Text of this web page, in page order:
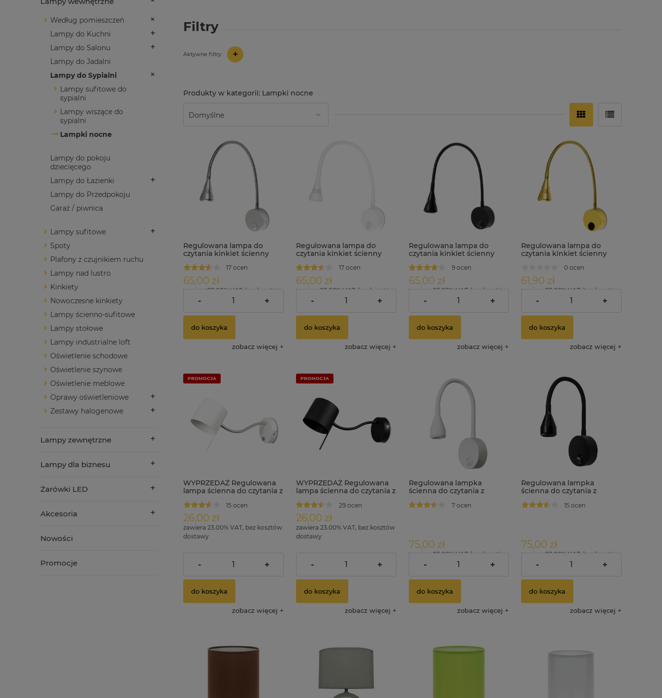
Według pomieszczeń
Lampy do Kuchni
Lampy do Salonu
Lampy do Jadalni
Lampy do Sypialni
Lampy sufitowe do
sypialni
Lampy wiszące do
sypialni
Lampki nocne
Lampy do pokoju
dziecięcego
Lampy do Łazienki
Lampy do Przedpokoju
Garaż / piwnica
Lampy sufitowe
Spoty
Plafony z czujnikiem ruchu
Lampy nad lustro
Kinkiety
Nowoczesne kinkiety
Lampy ścienno-sufitowe
Lampy stołowe
Lampy industrialne loft
Oświetlenie schodowe
Oświetlenie szynowe
Oświetlenie meblowe
Oprawy oświetleniowe
Zestawy halogenowe
Lampy zewnętrzne
Lampy dla biznesu
Żarówki LED
Akcesoria
Nowości
Promocje
Filtry
Aktywne filtry: +
Lampki nocne
Regulowana lampa do
czytania kinkiet ścienny
17 ocen
65,00 zł
zawiera 23.00% VAT, bez kosztów
dostawy
- +
do koszyka
zobacz więcej
Regulowana lampa do
czytania kinkiet ścienny
17 ocen
65,00 zł
zawiera 23.00% VAT, bez kosztów
dostawy
- +
do koszyka
zobacz więcej
Regulowana lampa do
czytania kinkiet ścienny
czarny
9 ocen
65,00 zł
zawiera 23.00% VAT, bez kosztów
dostawy
- +
do koszyka
zobacz więcej
Regulowana lampa do
czytania kinkiet ścienny
0 ocen
61,90 zł
zawiera 23.00% VAT, bez kosztów
dostawy
- +
do koszyka
zobacz więcej
WYPRZEDAŻ Regulowana
lampa ścienna do czytania z
biała
15 ocen
26,00 zł
zawiera 23.00% VAT, bez kosztów
dostawy
Cena regularna:
37,00 zł
- +
do koszyka
zobacz więcej
PROMOCJA
WYPRZEDAŻ Regulowana
lampa ścienna do czytania z
czarna
29 ocen
26,00 zł
zawiera 23.00% VAT, bez kosztów
dostawy
Cena regularna:
37,00 zł
- +
do koszyka
zobacz więcej
PROMOCJA
Regulowana lampka
ścienna do czytania z
7 ocen
75,00 zł
zawiera 23.00% VAT, bez kosztów
dostawy
- +
do koszyka
zobacz więcej
Regulowana lampka
ścienna do czytania z
15 ocen
75,00 zł
zawiera 23.00% VAT, bez kosztów
dostawy
- +
do koszyka
zobacz więcej